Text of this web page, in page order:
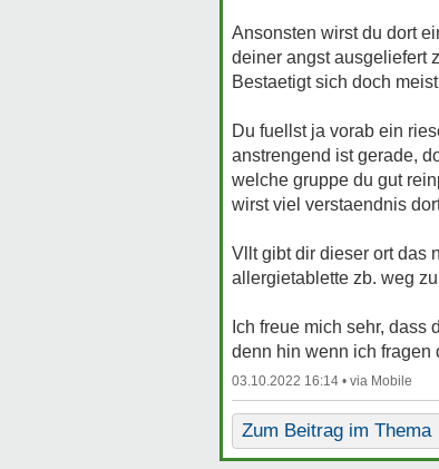
Ansonsten wirst du dort
deiner angst ausgeliefert
Bestaetigt sich doch
Du fuellst ja vorab ein
anstrengend ist gerade,
welche gruppe du gut
wirst viel verstaendnis
Vllt gibt dir dieser ort das
allergietablette zb. weg
Ich freue mich sehr,
denn hin wenn ich fragen
03.10.2022 16:14 •
Zum Beitrag im Thema